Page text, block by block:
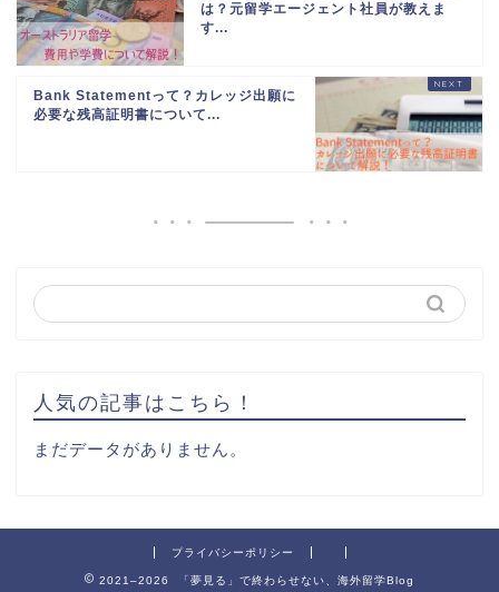
は？元留学エージェント社員が教えま
す...
Bank Statementって？カレッジ出願に
必要な残高証明書について...
人気の記事はこちら！
まだデータがありません。
プライバシーポリシー
2021–2026 「夢見る」で終わらせない、海外留学Blog